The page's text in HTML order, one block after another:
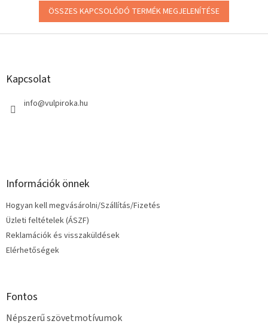
ÖSSZES KAPCSOLÓDÓ TERMÉK MEGJELENÍTÉSE
L
Kapcsolat
info@vulpiroka.hu
Információk önnek
Hogyan kell megvásárolni/Szállítás/Fizetés
Üzleti feltételek (ÁSZF)
Reklamációk és visszaküldések
Elérhetőségek
Fontos
Népszerű szövetmotívumok